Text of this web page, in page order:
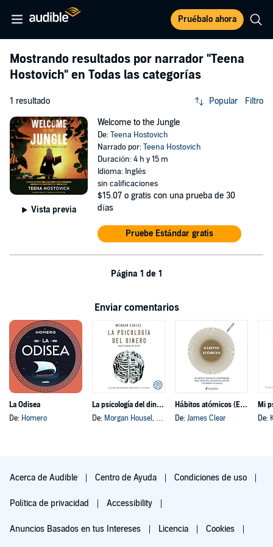
Pruébalo ahora
Mostrando resultados por narrador "Teena
Hostovich" en Todas las categorías
1 resultado Popular Filtro
Vista previa
Welcome to the Jungle
De:Teena Hostovich
Narrado por:Teena Hostovich
Duración: 4 h y 15 m
Idioma: Inglés
sin calificaciones
$15.07 o gratis con una prueba de 30
días
Pruebe Estándar gratis
Página 1 de 1
Enviar comentarios
La Odisea
De: Homero
La psicología del dinero
De: Morgan Housel, y otros
Hábitos atómicos (Español neutro)
De: James Clear
Mi
De:
Acerca de Audible Centro de Ayuda Condiciones de uso
Política de privacidad Accessibility
Anuncios Basados en tus Intereses Licencia Cookies